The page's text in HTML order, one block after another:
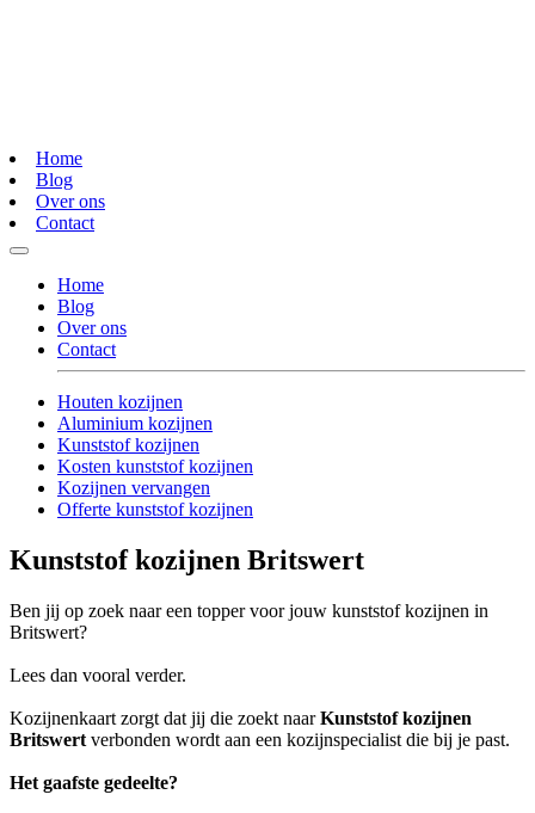
Home
Blog
Over ons
Contact
Home
Blog
Over ons
Contact
Houten kozijnen
Aluminium kozijnen
Kunststof kozijnen
Kosten kunststof kozijnen
Kozijnen vervangen
Offerte kunststof kozijnen
Kunststof kozijnen Britswert
Ben jij op zoek naar een topper voor jouw kunststof kozijnen in
Britswert?
Lees dan vooral verder.
Kozijnenkaart zorgt dat jij die zoekt naarKunststof kozijnen
Britswert verbonden wordt aan een kozijnspecialist die bij je past.
Het gaafste gedeelte?